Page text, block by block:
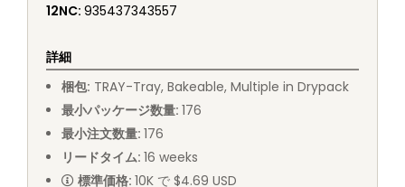
12NC: 935437343557
詳細
梱包: TRAY-Tray, Bakeable, Multiple in Drypack
最小パッケージ数量: 176
最小注文数量: 176
リードタイム: 16 weeks
標準価格: 10K で $4.69 USD